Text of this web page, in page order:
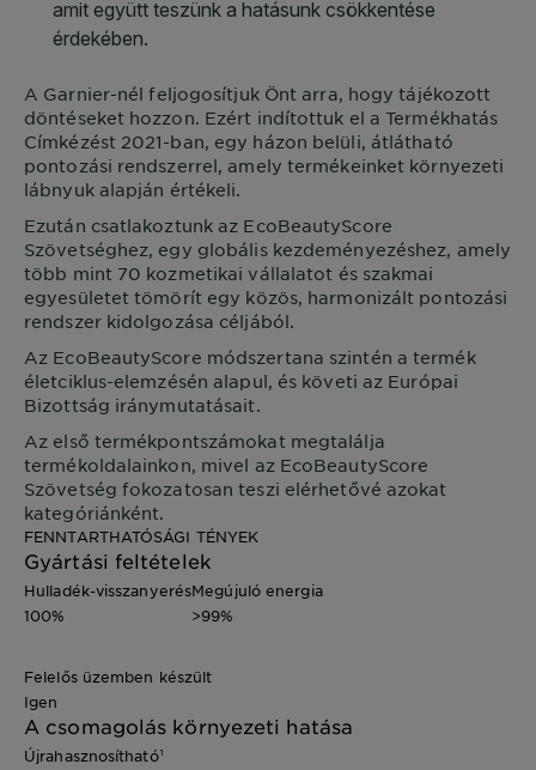
A Garnier-nél feljogosítjuk Önt arra, hogy tájékozott
döntéseket hozzon. Ezért indítottuk el a Termékhatás
Címkézést 2021-ban, egy házon belüli, átlátható
pontozási rendszerrel, amely termékeinket környezeti
lábnyuk alapján értékeli.
Ezután csatlakoztunk az EcoBeautyScore
Szövetséghez, egy globális kezdeményezéshez, amely
több mint 70 kozmetikai vállalatot és szakmai
egyesületet tömörít egy közös, harmonizált pontozási
rendszer kidolgozása céljából.
Az EcoBeautyScore módszertana szintén a termék
életciklus-elemzésén alapul, és követi az Európai
Bizottság iránymutatásait.
Az első termékpontszámokat megtalálja
termékoldalainkon, mivel az EcoBeautyScore
Szövetség fokozatosan teszi elérhetővé azokat
kategóriánként.
FENNTARTHATÓSÁGI TÉNYEK
Gyártási feltételek
Hulladék-visszanyerés
100%
Megújuló energia
>99%
Felelős üzemben készült
Igen
A csomagolás környezeti hatása
Újrahasznosítható¹